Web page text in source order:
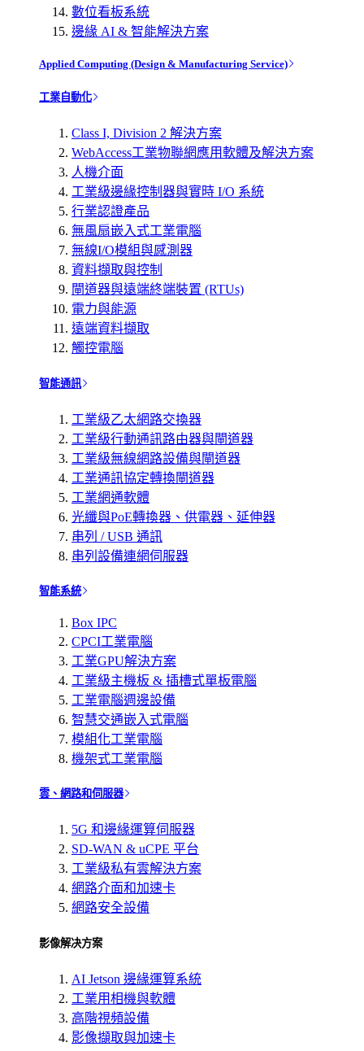
數位看板系統
邊緣 AI & 智能解決方案
Applied Computing (Design & Manufacturing Service)
工業自動化
Class I, Division 2 解決方案
WebAccess工業物聯網應用軟體及解決方案
人機介面
工業級邊緣控制器與實時 I/O 系統
行業認證產品
無風扇嵌入式工業電腦
無線I/O模組與感測器
資料擷取與控制
閘道器與遠端終端裝置 (RTUs)
電力與能源
遠端資料擷取
觸控電腦
智能通訊
工業級乙太網路交換器
工業級行動通訊路由器與閘道器
工業級無線網路設備與閘道器
工業通訊協定轉換閘道器
工業網通軟體
光纖與PoE轉換器、供電器、延伸器
串列 / USB 通訊
串列設備連網伺服器
智能系統
Box IPC
CPCI工業電腦
工業GPU解決方案
工業級主機板 & 插槽式單板電腦
工業電腦週邊設備
智慧交通嵌入式電腦
模組化工業電腦
機架式工業電腦
雲、網路和伺服器
5G 和邊緣運算伺服器
SD-WAN & uCPE 平台
工業級私有雲解決方案
網路介面和加速卡
網路安全設備
影像解决方案
AI Jetson 邊緣運算系統
工業用相機與軟體
高階視頻設備
影像擷取與加速卡